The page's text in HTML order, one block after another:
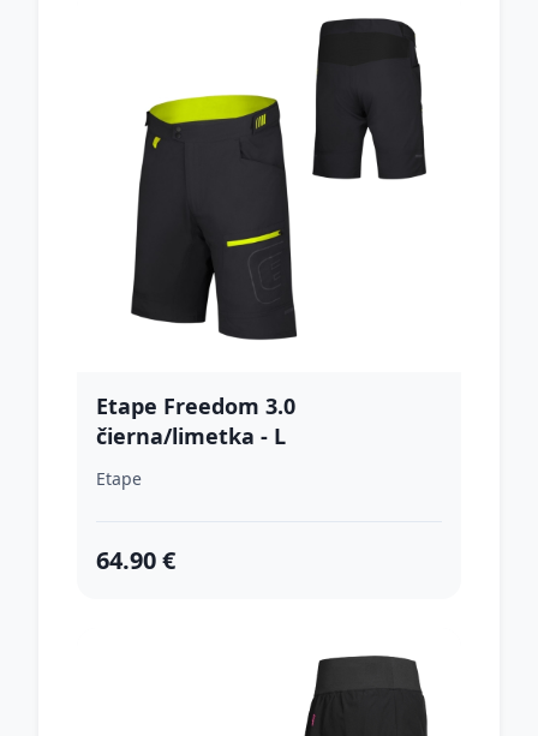
Etape Freedom 3.0
čierna/limetka - L
Etape
64.90 €